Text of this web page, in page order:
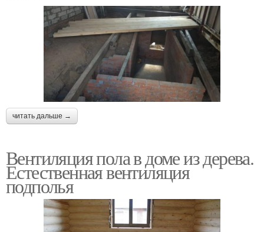
читать дальше →
Вентиляция пола в доме из дерева.
Естественная вентиляция
подполья